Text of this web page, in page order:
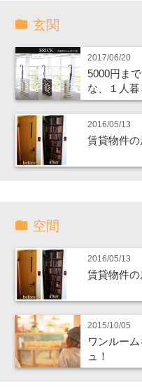
玄関
2017/06/20
5000円ま
な、１人
2016/05/13
賃貸物件
空間
2016/05/13
賃貸物件
2015/10/05
ワンルー
ュ！